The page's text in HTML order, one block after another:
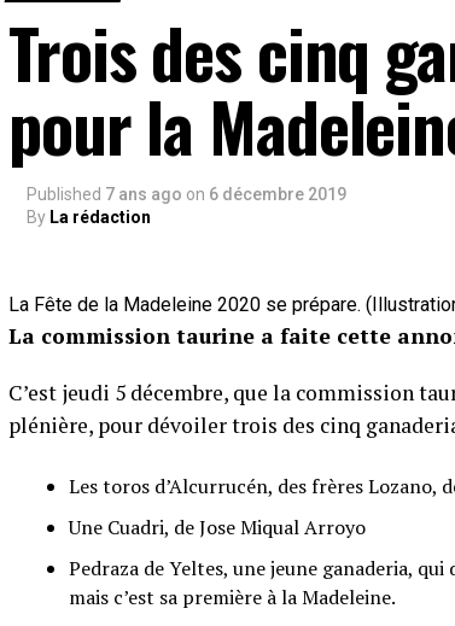
Trois des cinq
pour la
Published 7 ans ago on 6 décembre 2019
By La rédaction
La Fête de la Madeleine 2020 se prépare.
La commission taurine a faite cette
C’est jeudi 5 décembre, que la commission
plénière, pour dévoiler trois des cinq
Les toros d’Alcurrucén, des frères Lozano,
Une Cuadri, de Jose Miqual Arroyo
Pedraza de Yeltes, une jeune ganaderia,
mais c’est sa première à la Madeleine.